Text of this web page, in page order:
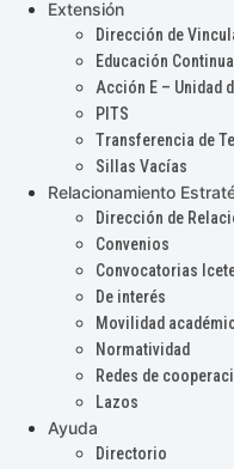
Extensión
Dirección de
Educación Continua
Acción E – Unidad
PITS
Transferencia de
Sillas Vacías
Relacionamiento
Dirección de
Convenios
Convocatorias
De interés
Movilidad
Normatividad
Redes de
Lazos
Ayuda
Directorio